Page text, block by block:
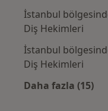
İstanbul
Diş Hekimleri
İstanbul
Diş Hekimleri
Daha fazla (15)